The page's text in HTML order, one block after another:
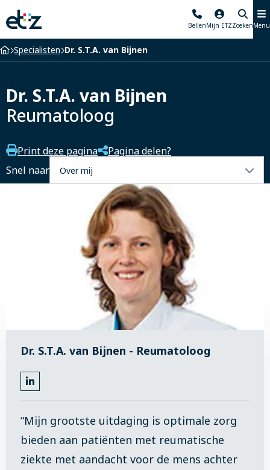
Elisabeth-
TweeSteden
Ziekenhuis
BellenMijn ETZZoekenMenu
Home
Specialisten Dr. S.T.A. van Bijnen
Dr. S.T.A. van Bijnen
Reumatoloog
Print deze pagina
Pagina delen?
Snel naar
Dr. S.T.A. van Bijnen - Reumatoloog
Ga
naar
LinkedIn
“Mijn grootste uitdaging is optimale zorg
bieden aan patiënten met reumatische
ziekte met aandacht voor de mens achter